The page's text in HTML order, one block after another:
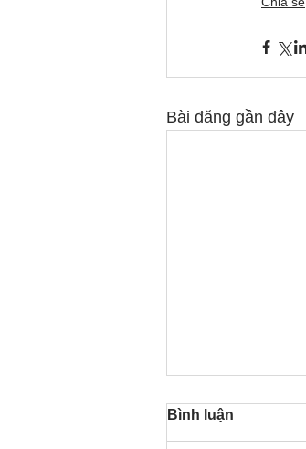
Bài đăng gần đây
Bình luận